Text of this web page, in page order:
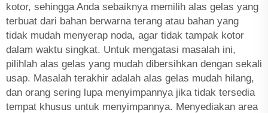
kotor, sehingga Anda sebaiknya memilih alas gelas yang
terbuat dari bahan berwarna terang atau bahan yang
tidak mudah menyerap noda, agar tidak tampak kotor
dalam waktu singkat. Untuk mengatasi masalah ini,
pilihlah alas gelas yang mudah dibersihkan dengan sekali
usap. Masalah terakhir adalah alas gelas mudah hilang,
dan orang sering lupa menyimpannya jika tidak tersedia
tempat khusus untuk menyimpannya. Menyediakan area